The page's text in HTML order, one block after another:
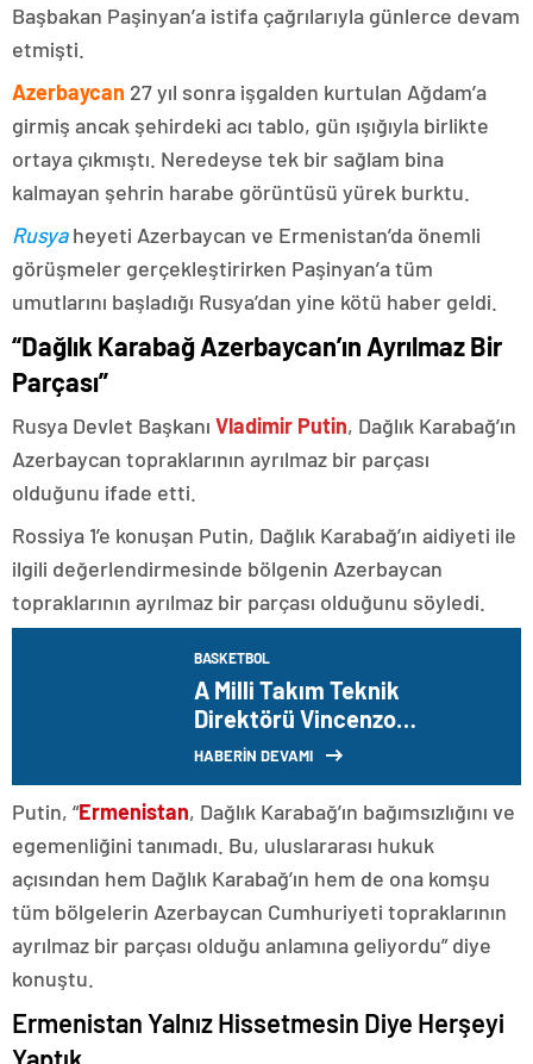
Başbakan Paşinyan’a istifa çağrılarıyla günlerce devam
etmişti.
Azerbaycan 27 yıl sonra işgalden kurtulan Ağdam’a
girmiş ancak şehirdeki acı tablo, gün ışığıyla birlikte
ortaya çıkmıştı. Neredeyse tek bir sağlam bina
kalmayan şehrin harabe görüntüsü yürek burktu.
Rusyaheyeti Azerbaycan ve Ermenistan’da önemli
görüşmeler gerçekleştirirken Paşinyan’a tüm
umutlarını başladığı Rusya’dan yine kötü haber geldi.
“Dağlık Karabağ Azerbaycan’ın Ayrılmaz Bir
Parçası”
Rusya Devlet Başkanı Vladimir Putin, Dağlık Karabağ’ın
Azerbaycan topraklarının ayrılmaz bir parçası
olduğunu ifade etti.
Rossiya 1’e konuşan Putin, Dağlık Karabağ’ın aidiyeti ile
ilgili değerlendirmesinde bölgenin Azerbaycan
topraklarının ayrılmaz bir parçası olduğunu söyledi.
BASKETBOL
A Milli Takım Teknik
Direktörü Vincenzo
Montella’dan Semih Kılıçsoy
belki…’
HABERİN DEVAMI
Putin, “Ermenistan, Dağlık Karabağ’ın bağımsızlığını ve
egemenliğini tanımadı. Bu, uluslararası hukuk
açısından hem Dağlık Karabağ’ın hem de ona komşu
tüm bölgelerin Azerbaycan Cumhuriyeti topraklarının
ayrılmaz bir parçası olduğu anlamına geliyordu” diye
konuştu.
Ermenistan Yalnız Hissetmesin Diye Herşeyi
Yaptık